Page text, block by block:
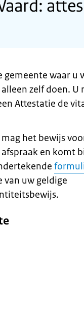
gemeente waar u
zelf doen. U
Attestatie de
het bewijs
en komt
van uw geldige